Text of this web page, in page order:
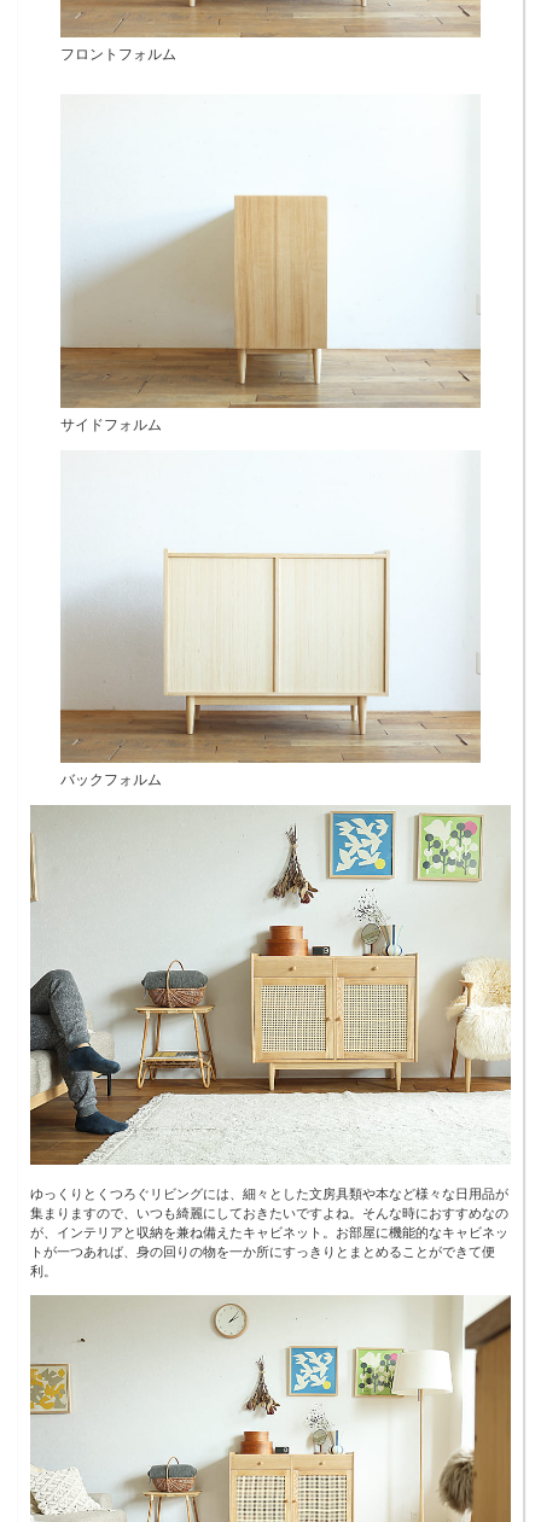
フロントフォルム
サイドフォルム
バックフォルム
ゆっくりとくつろぐリビングには、細々とした文房具類や本など様々な日用品が
集まりますので、いつも綺麗にしておきたいですよね。そんな時におすすめなの
が、インテリアと収納を兼ね備えたキャビネット。お部屋に機能的なキャビネッ
トが一つあれば、身の回りの物を一か所にすっきりとまとめることができて便
利。